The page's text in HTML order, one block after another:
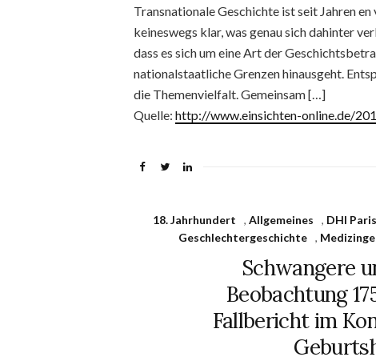
Transnationale Geschichte ist seit Jahren
keineswegs klar, was genau sich dahinter
dass es sich um eine Art der
nationalstaatliche Grenzen hinausgeht.
die Themenvielfalt. Gemeinsam […]
Quelle: http://www.einsichten-online.de/
18. Jahrhundert , Allgemeines , DHI Paris
Geschlechtergeschichte
,
Schwangere
Beobachtung
Fallbericht im